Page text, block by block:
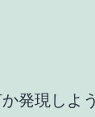
発現しよ